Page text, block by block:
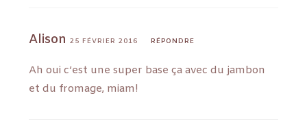
Alison 25 FÉVRIER 2016 RÉPONDRE
Ah oui c’est une super base ça avec du jambon
et du fromage, miam!